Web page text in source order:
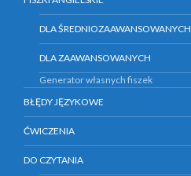
DLA ŚREDNIOZAAWANSOWANYCH
DLA ZAAWANSOWANYCH
Generator własnych fiszek
BŁĘDY JĘZYKOWE
ĆWICZENIA
DO CZYTANIA